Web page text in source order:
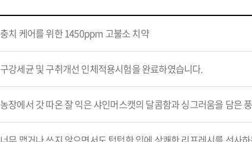
충치 케어를 위한 1450ppm 고불소 치약
구강세균 및 구취개선 인체적용시험을 완료하였습니다.
농장에서 갓 따온 잘 익은 샤인머스캣의 달콤함과 싱그러움을 담은